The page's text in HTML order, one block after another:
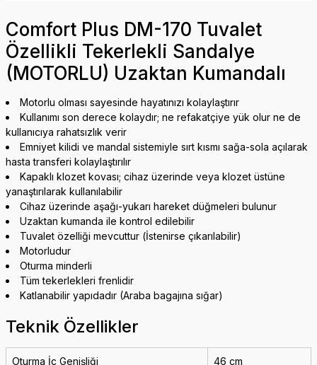
Comfort Plus DM-170 Tuvalet
Özellikli Tekerlekli Sandalye
(MOTORLU) Uzaktan Kumandalı
Motorlu olması sayesinde hayatınızı kolaylaştırır
Kullanımı son derece kolaydır; ne refakatçiye yük olur ne de
kullanıcıya rahatsızlık verir
Emniyet kilidi ve mandal sistemiyle sırt kısmı sağa-sola açılarak
hasta transferi kolaylaştırılır
Kapaklı klozet kovası; cihaz üzerinde veya klozet üstüne
yanaştırılarak kullanılabilir
Cihaz üzerinde aşağı-yukarı hareket düğmeleri bulunur
Uzaktan kumanda ile kontrol edilebilir
Tuvalet özelliği mevcuttur (İstenirse çıkarılabilir)
Motorludur
Oturma minderli
Tüm tekerlekleri frenlidir
Katlanabilir yapıdadır (Araba bagajına sığar)
Teknik Özellikler
Oturma İç Genişliği 46 cm